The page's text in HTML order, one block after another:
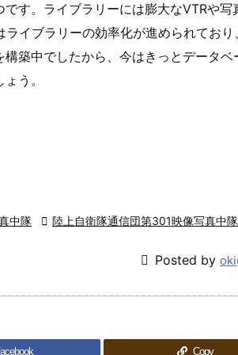
す。ライブラリーには膨大なVTRや写
イブラリーの効率化が進められており
築中でしたから、今はきっとデータベ
う。
中隊  陸上自衛隊通信団第301映像写真中隊
 Posted by
Copy